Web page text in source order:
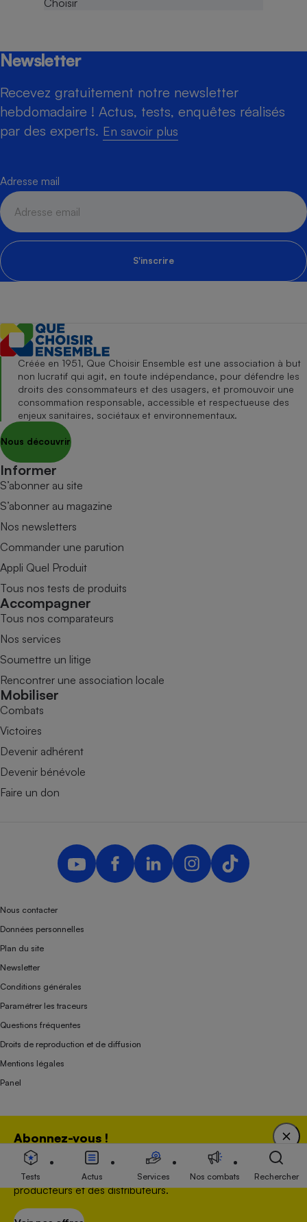
Newsletter
Recevez gratuitement notre newsletter
hebdomadaire ! Actus, tests, enquêtes réalisés
par des experts. En savoir plus
Adresse mail
S'inscrire
Abonnez-vous !
Bénéficiez d'une expertise unique tout en soutenant
une association 100 % indépendante de l'Etat, des
producteurs et des distributeurs.
Créée en 1951, Que Choisir Ensemble est une association à but
non lucratif qui agit, en toute indépendance, pour défendre les
droits des consommateurs et des usagers, et promouvoir une
consommation responsable, accessible et respectueuse des
enjeux sanitaires, sociétaux et environnementaux.
Nous découvrir
Informer
S’abonner au site
S’abonner au magazine
Nos newsletters
Commander une parution
Appli Quel Produit
Tous nos tests de produits
Accompagner
Tous nos comparateurs
Nos services
Soumettre un litige
Rencontrer une association locale
Mobiliser
Combats
Victoires
Devenir adhérent
Devenir bénévole
Faire un don
Nous contacter
Données personnelles
Plan du site
Newsletter
Conditions générales
Paramétrer les traceurs
Questions fréquentes
Droits de reproduction et de diffusion
Mentions légales
Panel
Association indépendante de l’État, des syndicats, des producteurs et des
distributeurs depuis 1951.
Tests Actus Services Nos combats Rechercher